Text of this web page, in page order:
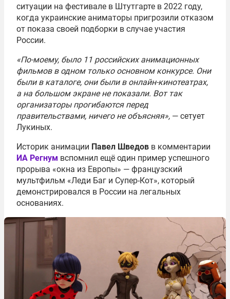
ситуации на фестивале в Штутгарте в 2022 году,
когда украинские аниматоры пригрозили отказом
от показа своей подборки в случае участия
России.
«По-моему, было 11 российских анимационных
фильмов в одном только основном конкурсе. Они
были в каталоге, они были в онлайн-кинотеатрах,
а на большом экране не показали. Вот так
организаторы прогибаются перед
правительствами, ничего не объясняя», — сетует
Лукиных.
Историк анимации Павел Шведов в комментарии
ИА Регнум вспомнил ещё один пример успешного
прорыва «окна из Европы» — французский
мультфильм «Леди Баг и Супер-Кот», который
демонстрировался в России на легальных
основаниях.